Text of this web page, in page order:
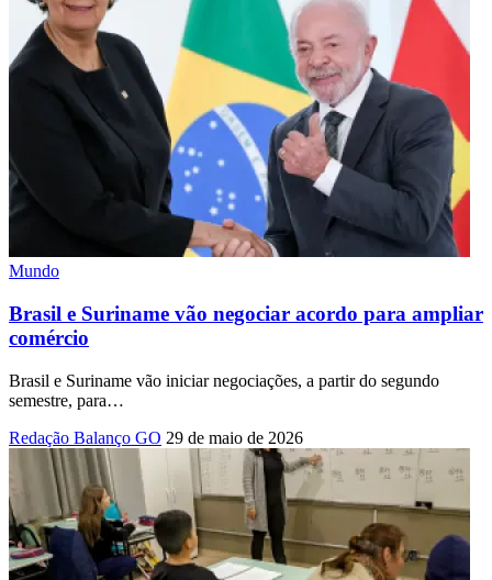
Mundo
Brasil e Suriname vão negociar acordo para ampliar
comércio
Brasil e Suriname vão iniciar negociações, a partir do segundo
semestre, para…
Redação Balanço GO 29 de maio de 2026